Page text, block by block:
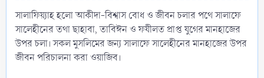
সালাফিয়্যাহ হলো আকীদা-বিশ্বাস বোধ ও জীবন চলার পথে সালাফে
সালেহীনের তথা ছাহাবা, তাবিঈন ও ফযীলত প্রাপ্ত যুগের মানহাজের
উপর চলা। সকল মুসলিমের জন্য সালাফে সালেহীনের মানহাজের উপর
জীবন পরিচালনা করা ওয়াজিব।